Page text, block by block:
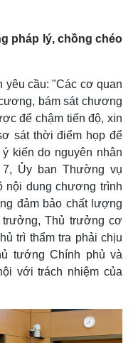
pháp lý, chồng chéo
yêu cầu: "Các cơ quan
bám sát chương
để chậm tiến độ, xin
sát thời điểm họp để
kiến do nguyên nhân
Ủy ban Thường vụ
nội dung chương trình
đảm bảo chất lượng
Thủ trưởng cơ
trì thẩm tra phải chịu
tướng Chính phủ và
với trách nhiệm của